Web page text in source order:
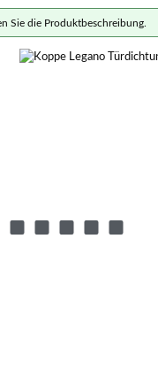
Sie die Produktbeschreibung.